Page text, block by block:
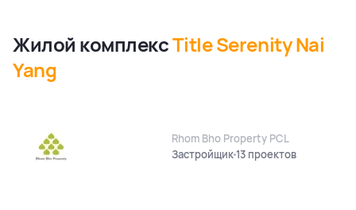
Жилой комплексTitle Serenity Nai
Yang
Rhom Bho Property PCL
Застройщик13 проектов